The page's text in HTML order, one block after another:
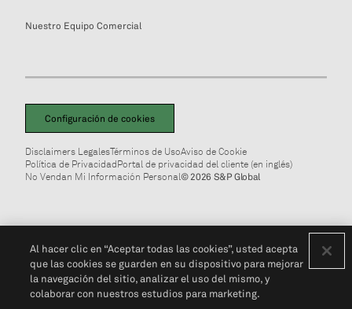
Nuestro Equipo Comercial
Configuración de cookies
Disclaimers LegalesTérminos de UsoAviso de Cookie
Política de PrivacidadPortal de privacidad del cliente (en inglés)
No Vendan Mi Información Personal© 2026 S&P Global
Al hacer clic en “Aceptar todas las cookies”, usted acepta
que las cookies se guarden en su dispositivo para mejorar
la navegación del sitio, analizar el uso del mismo, y
colaborar con nuestros estudios para marketing.